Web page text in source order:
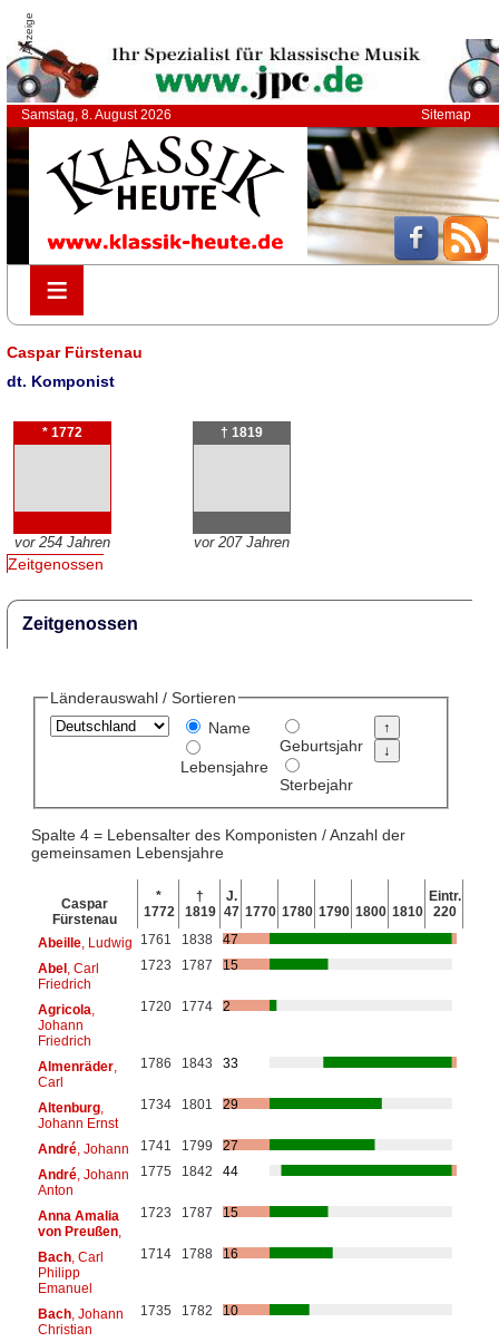
Anzeige
Samstag, 8. August 2026 Sitemap
≡
≡
Caspar Fürstenau
dt. Komponist
* 1772
vor 254 Jahren
† 1819
vor 207 Jahren
Zeitgenossen
Zeitgenossen
Länderauswahl / Sortieren
Name
Lebensjahre
Geburtsjahr
Sterbejahr
Spalte 4 = Lebensalter des Komponisten / Anzahl der
gemeinsamen Lebensjahre
Caspar
Fürstenau
*
1772
†
1819
J.
47 1770 1780 1790 1800 1810
Eintr.
220
Abeille, Ludwig 1761 1838
47
Abel, Carl
Friedrich
1723 1787 15
Agricola
Johann
Friedrich
1720 1774 2
Almenräder,
Carl
1786 1843 33
Altenburg,
Johann Ernst
1734 1801 29
André, Johann 1741 1799
27
André, Johann
Anton
1775 1842 44
Anna Amalia
von Preußen,
1723 1787 15
Bach, Carl
Philipp
Emanuel
1714 1788 16
Bach, Johann
Christian
1735 1782 10